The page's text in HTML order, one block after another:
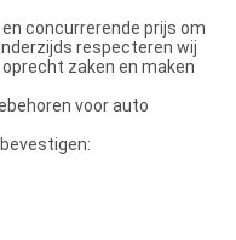
concurrerende prijs om
respecteren wij
zaken en maken
voor auto